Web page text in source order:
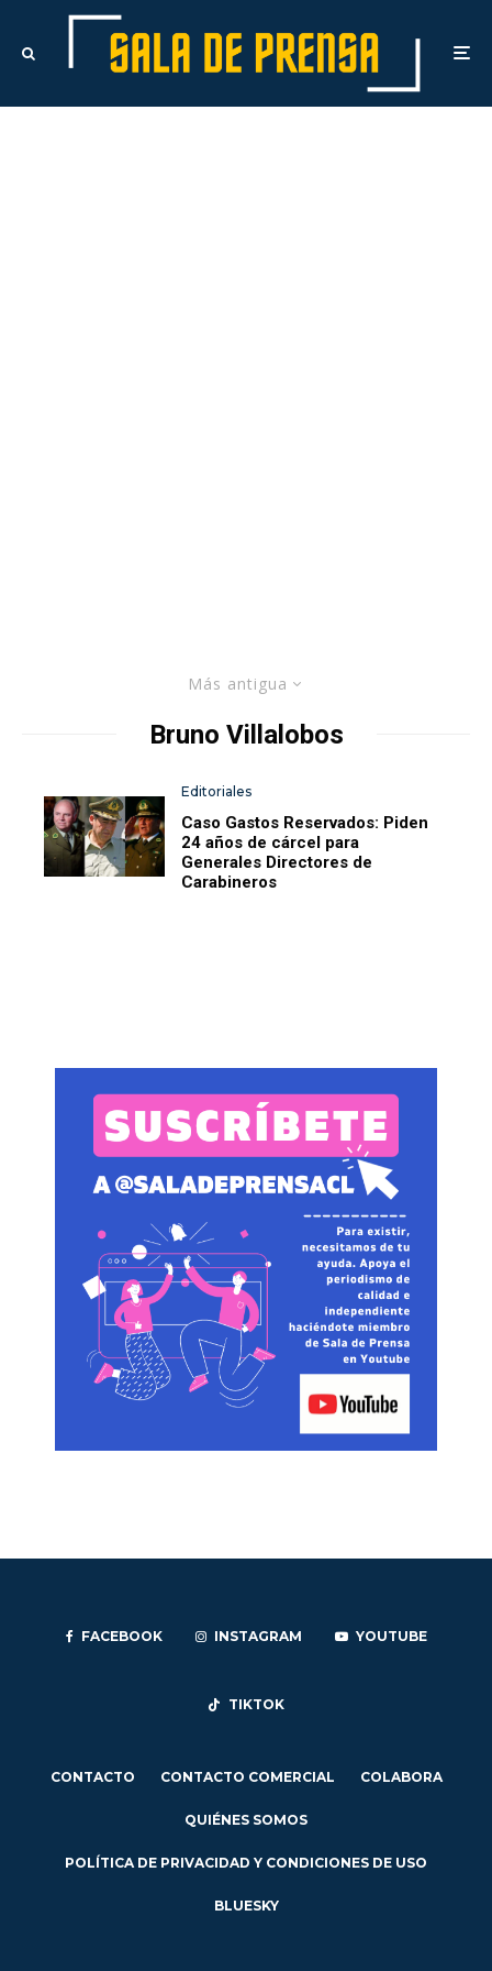
Más antigua
Bruno Villalobos
Editoriales
Caso Gastos Reservados: Piden
24 años de cárcel para
Generales Directores de
Carabineros
FACEBOOK INSTAGRAM YOUTUBE
TIKTOK
CONTACTO CONTACTO COMERCIAL COLABORA
QUIÉNES SOMOS
POLÍTICA DE PRIVACIDAD Y CONDICIONES DE USO
BLUESKY